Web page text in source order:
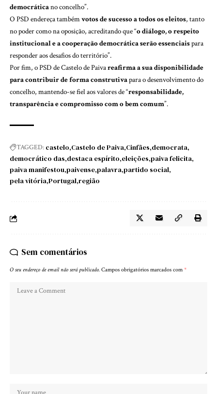
democráticano concelho”.
O PSD endereça tambémvotos de sucesso a todos os eleitos, tanto
no poder como na oposição, acreditando que “o diálogo, o respeito
institucional e a cooperação democrática serão essenciaispara
responder aos desafios do território”.
Por fim, o PSD de Castelo de Paivareafirma a sua disponibilidade
para contribuir de forma construtivapara o desenvolvimento do
concelho, mantendo-se fiel aos valores de “responsabilidade,
transparência e compromisso com o bem comum”.
TAGGED: castelo Castelo de Paiva Cinfães democrata
democrático das destaca espírito eleições paiva felicita
paiva manifestou paivense palavra partido social
pela vitória Portugal região
Sem comentários
O seu endereço de email não será publicado. Campos obrigatórios marcados com *